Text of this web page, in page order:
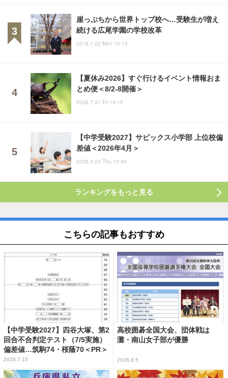
崖っぷちから世界トップ校へ…受験生が増え
続ける広尾学園の学校改革
2018.1.22 Mon 10:15
【夏休み2026】すぐ行けるイベント情報おま
とめ便＜8/2-8開催＞
2026.7.31 Fri 14:15
【中学受験2027】サピックス小学部 上位校偏
差値＜2026年4月＞
2026.4.23 Thu 15:45
ランキングをもっと見る
こちらの記事もおすすめ
【中学受験2027】四谷大塚、第2
回合不合判定テスト（7/5実施）
偏差値…筑駒74・桜蔭70＜PR＞
2026.7.10
高校囲碁全国大会、団体戦は
灘・南山女子部が優勝
2026.8.5